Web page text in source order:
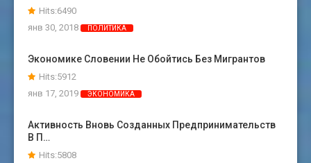
Hits:6490
янв 30, 2018
ПОЛИТИКА
Экономике Словении Не Обойтись Без Мигрантов
Hits:5912
янв 17, 2019
ЭКОНОМИКА
Активность Вновь Созданных Предпринимательств
В П…
Hits:5808